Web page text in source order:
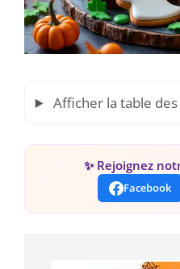
Afficher la table
✨ Rejoignez
Facebook